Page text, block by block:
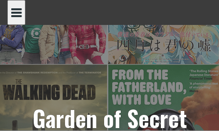
content
Garden of Secret